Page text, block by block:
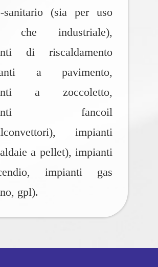
sanitario (sia per uso
che industriale),
di riscaldamento
a pavimento,
a zoccoletto,
fancoil
impianti
a pellet), impianti
impianti gas
gpl).